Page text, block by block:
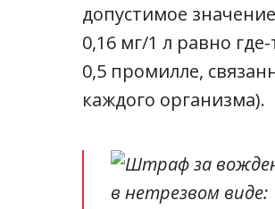
допустимое
0,16 мг/1 л равно
0,5 промилле,
каждого организма).